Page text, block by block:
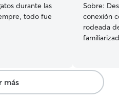
durante las
todo fue
Sobre:
conexión
rodeada
bienestar
y es lo
de
más